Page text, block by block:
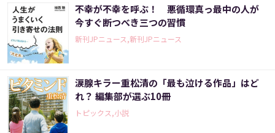
不幸が不幸を呼ぶ！ 悪循環真っ最中の人が
今すぐ断つべき三つの習慣
新刊JPニュース,新刊JPニュース
涙腺キラー重松清の「最も泣ける作品」はど
れ？ 編集部が選ぶ10冊
トピックス,小説